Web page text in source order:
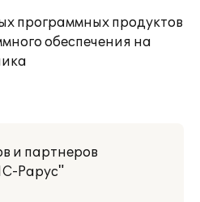
программных продуктов
обеспечения на
и партнеров
Рарус"